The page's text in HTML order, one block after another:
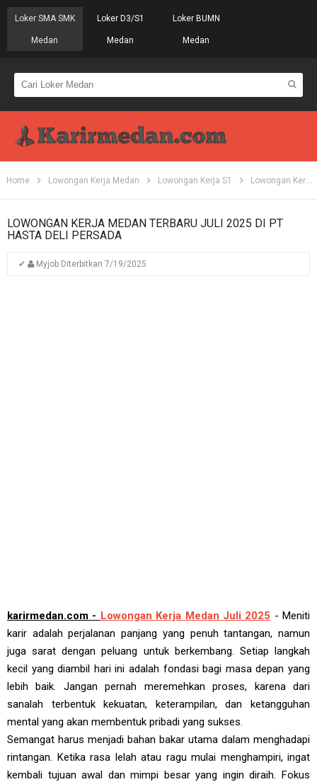
Loker SMA SMK
Medan
Loker D3/S1
Medan
Loker BUMN
Medan
Home Lowongan Kerja Medan Lowongan Kerja S1 Lowongan Kerja Tahun 2025
LOWONGAN KERJA MEDAN TERBARU JULI 2025 DI PT
HASTA DELI PERSADA
✔ Myjob Diterbitkan 7/19/2025
karirmedan.com - Lowongan Kerja Medan Juli 2025 - Meniti
karir adalah perjalanan panjang yang penuh tantangan, namun
juga sarat dengan peluang untuk berkembang. Setiap langkah
kecil yang diambil hari ini adalah fondasi bagi masa depan yang
lebih baik. Jangan pernah meremehkan proses, karena dari
sanalah terbentuk kekuatan, keterampilan, dan ketangguhan
mental yang akan membentuk pribadi yang sukses.
Semangat harus menjadi bahan bakar utama dalam menghadapi
rintangan. Ketika rasa lelah atau ragu mulai menghampiri, ingat
kembali tujuan awal dan mimpi besar yang ingin diraih. Fokus